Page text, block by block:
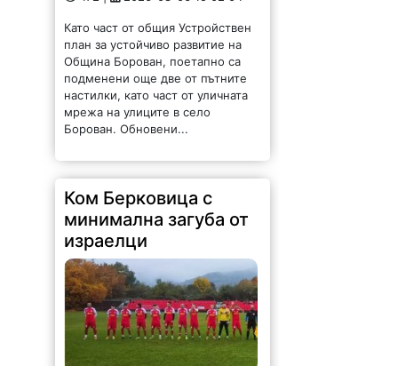
подменени още две от пътните
настилки, като част от уличната
мрежа на улиците в село
Борован. Обновени...
Ком Берковица с
128 | 2026-08-06 14:56:14
Ком (Берковица) загуби с
минималното 0:1 от юношеския